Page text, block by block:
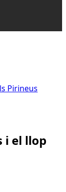
Pirineus
i el llop